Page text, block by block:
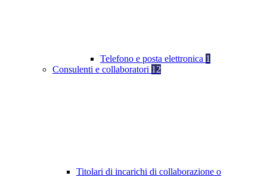
Telefono e posta elettronica 1
Consulenti e collaboratori 12
Titolari di incarichi di collaborazione o